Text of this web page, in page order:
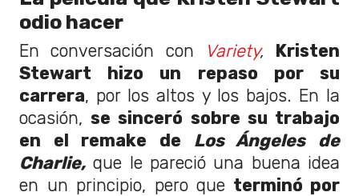
odio hacer
En conversación con Variety, Kristen
Stewart hizo un repaso por su
carrera, por los altos y los bajos. En la
ocasión,se sinceró sobre su trabajo
en el remake de Los Ángeles de
Charlie, que le pareció una buena idea
en un principio, pero que terminó por